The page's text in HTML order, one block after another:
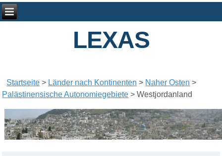
LEXAS
Startseite > Länder nach Kontinenten > Naher Osten >
Palästinensische Autonomiegebiete >Westjordanland